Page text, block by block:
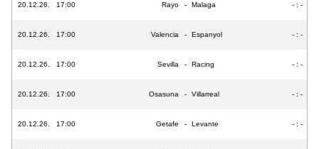
20.12.26. 17:00 Rayo - Malaga - : -
20.12.26. 17:00 Valencia - Espanyol - : -
20.12.26. 17:00 Sevilla - Racing - : -
20.12.26. 17:00 Osasuna - Villarreal - : -
20.12.26. 17:00 Getafe - Levante - : -